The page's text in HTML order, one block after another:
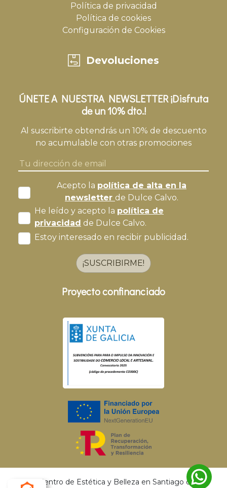
Política de privacidad
Política de cookies
Configuración de Cookies
Devoluciones
ÚNETE A NUESTRA NEWSLETTER ¡Disfruta
de un 10% dto.!
Al suscribirte obtendrás un 10% de descuento
no acumulable con otras promociones
Acepto la política de alta en la
newsletter de Dulce Calvo.
He leído y acepto la política de
privacidad de Dulce Calvo.
Estoy interesado en recibir publicidad.
¡SUSCRIBIRME!
Proyecto confinanciado
© 2026 Centro de Estética y Belleza en Santiago de